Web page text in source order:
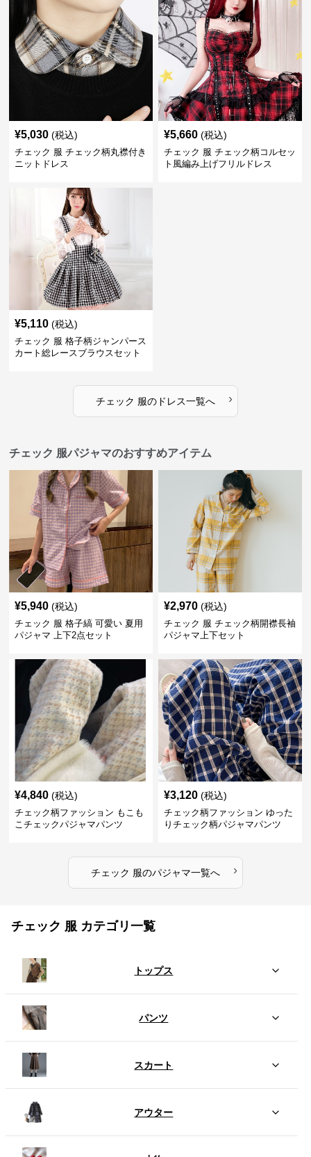
¥5,030 (税込)
チェック 服 チェック柄丸襟付き
ニットドレス
¥5,660 (税込)
チェック 服 チェック柄コルセッ
ト風編み上げフリルドレス
¥5,110 (税込)
チェック 服 格子柄ジャンパース
カート総レースブラウスセット
チェック 服のドレス一覧へ ›
チェック 服パジャマのおすすめアイテム
¥5,940 (税込)
チェック 服 格子縞 可愛い 夏用
パジャマ 上下2点セット
¥2,970 (税込)
チェック 服 チェック柄開襟長袖
パジャマ上下セット
¥4,840 (税込)
チェック柄ファッション もこも
こチェックパジャマパンツ
¥3,120 (税込)
チェック柄ファッション ゆった
りチェック柄パジャマパンツ
チェック 服のパジャマ一覧へ ›
チェック 服 カテゴリ一覧
トップス
パンツ
スカート
アウター